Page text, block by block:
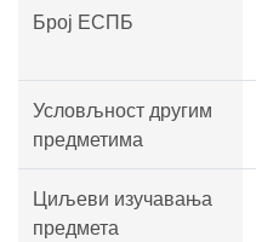
Број ЕСПБ
Условљност другим
предметима
Циљеви изучавања
предмета